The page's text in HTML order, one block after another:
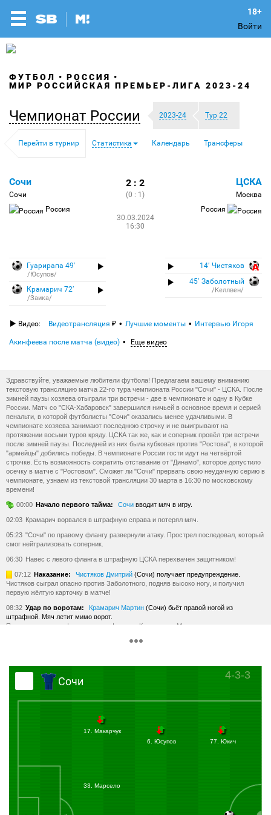
Войти
ФУТБОЛ
РОССИЯ
МИР РОССИЙСКАЯ ПРЕМЬЕР-ЛИГА 2023-24
Чемпионат России 2023-24 Тур 22
Перейти в турнир Статистика Календарь Трансферы
Сочи
Сочи
Россия
2 : 2
(0 : 1)
30.03.2024
16:30
ЦСКА
Москва
Россия
Гуарирапа 49′
/Юсупов/
Крамарич 72′
/Заика/
14′ Чистяков
45′ Заболотный
/Келлвен/
Видео: Видеотрансляция Лучшие моменты Интервью Игоря
Акинфеева после матча (видео) Еще видео
Здравствуйте, уважаемые любители футбола! Предлагаем вашему вниманию
текстовую трансляцию матча 22-го тура чемпионата России "Сочи" - ЦСКА. После
зимней паузы хозяева отыграли три встречи - две в чемпионате и одну в Кубке
России. Матч со "СКА-Хабаровск" завершился ничьей в основное время и серией
пенальти, в которой футболисты "Сочи" оказались менее удачливыми. В
чемпионате хозяева занимают последнюю строчку и не выигрывают на
протяжении восьми туров кряду. ЦСКА так же, как и соперник провёл три встречи
после зимней паузы. Последней из них была кубковая против "Ростова", в которой
"армейцы" добились победы. В чемпионате России гости идут на четвёртой
строчке. Есть возможность сократить отставание от "Динамо", которое допустило
осечку в матче с "Ростовом". Сможет ли "Сочи" прервать свою неудачную серию в
чемпионате, узнаем из текстовой трансляции 30 марта в 16:30 по московскому
времени!
00:00 Начало первого тайма: Сочи вводит мяч в игру.
02:03 Крамарич ворвался в штрафную справа и потерял мяч.
05:23 "Сочи" по правому флангу развернули атаку. Прострел последовал, который
смог нейтрализовать соперник.
06:30 Навес с левого фланга в штрафную ЦСКА перехвачен защитником!
07:12 Наказание: Чистяков Дмитрий (Сочи) получает предупреждение.
Чистяков сыграл опасно против Заболотного, подняв высоко ногу, и получил
первую жёлтую карточку в матче!
08:32 Удар по воротам: Крамарич Мартин (Сочи) бьёт правой ногой из
штрафной. Мяч летит мимо ворот.
Прострел с левого фланга в штрафную на Крамарича. Мартин не успел как
11:07 Фол в атаке со стороны Облякова.
Удар по воротам:
(ЦСКА) бьёт левой ногой из
штрафной. Мяч блокирован.
Чистяков Дмитрий
ГООООООООООЛ! Давила ворвался в штрафную с левого фланга и сделал
прострел вдоль ворот. Мяч попал в левое колено Чистякова и залетел в ближний
17:38 Заболотный оказался на газоне после борьбы с Марсело. Быстро на ноги
Акинфеев вышел из ворот и спас команду от углового. Мяч в подкате выбил
в аут Игорь.
Сочи 4-3-3
33. Марсело
77. Юкич
17. Макарчук
6. Юсупов